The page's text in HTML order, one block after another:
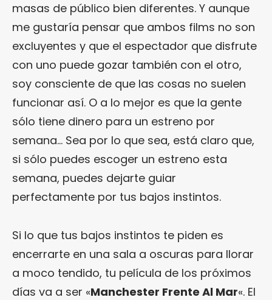
masas de público bien diferentes. Y aunque
me gustaría pensar que ambos films no son
excluyentes y que el espectador que disfrute
con uno puede gozar también con el otro,
soy consciente de que las cosas no suelen
funcionar así. O a lo mejor es que la gente
sólo tiene dinero para un estreno por
semana… Sea por lo que sea, está claro que,
si sólo puedes escoger un estreno esta
semana, puedes dejarte guiar
perfectamente por tus bajos instintos.
Si lo que tus bajos instintos te piden es
encerrarte en una sala a oscuras para llorar
a moco tendido, tu película de los próximos
días va a ser «Manchester Frente Al Mar«. El